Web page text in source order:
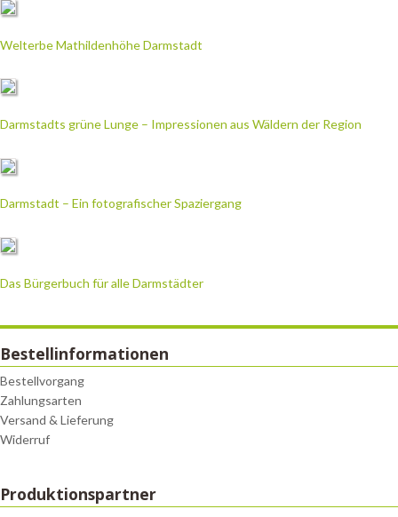
Welterbe Mathildenhöhe Darmstadt
Darmstadts grüne Lunge – Impressionen aus Wäldern der Region
Darmstadt – Ein fotografischer Spaziergang
Das Bürgerbuch für alle Darmstädter
Bestellinformationen
Bestellvorgang
Zahlungsarten
Versand & Lieferung
Widerruf
Produktionspartner